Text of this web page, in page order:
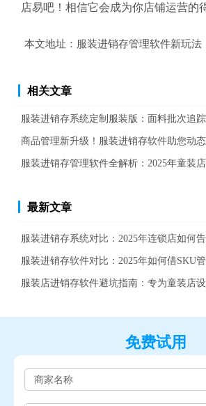
店易吧！相信它会成为你店铺运营的
本文地址： 服装进销存管理软件新玩
相关文章
服装进销存系统定制服装版：面料批次追
商品管理新升级！服装进销存软件助您动
服装进销存管理软件全解析：2025年童装
最新文章
服装进销存系统对比：2025年连锁店如何
服装进销存软件对比：2025年如何借SKU
服装店进销存软件避坑指南：专为童装店
免费试用